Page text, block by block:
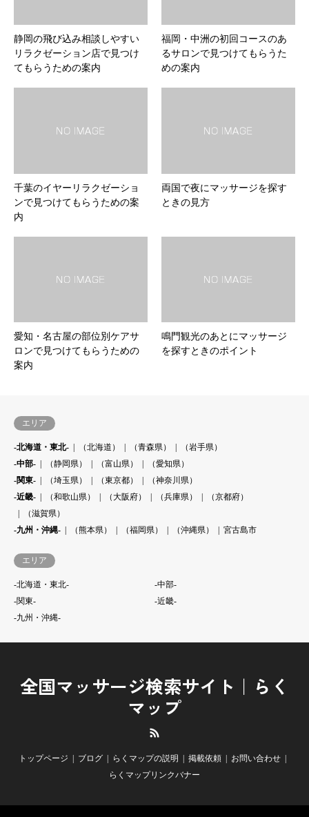
静岡の飛び込み相談しやすい
リラクゼーション店で見つけ
てもらうための案内
福岡・中洲の初回コースのあ
るサロンで見つけてもらうた
めの案内
千葉のイヤーリラクゼーショ
ンで見つけてもらうための案
内
両国で夜にマッサージを探す
ときの見方
愛知・名古屋の部位別ケアサ
ロンで見つけてもらうための
案内
鳴門観光のあとにマッサージ
を探すときのポイント
エリア
-北海道・東北- （北海道） （青森県）
（岩手県）
-中部-
（静岡県） （富山県）
（愛知県）
-関東-
（埼玉県） （東京都）
（神奈川県）
-近畿-
（和歌山県） （大阪府） （兵庫県）
（京都府）
（滋賀県）
-九州・沖縄-
（熊本県） （福岡県） （沖縄県） 宮古島市
エリア
-北海道・東北-
-中部-
-関東-
-近畿-
-九州・沖縄-
全国マッサージ検索サイト｜らく
マップ
トップページ ブログ らくマップの説明 掲載依頼
お問い合わせ
らくマップリンクバナー